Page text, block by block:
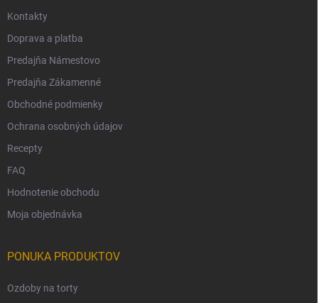
Kontakty
Doprava a platba
Predajňa Námestovo
Predajňa Zákamenné
Obchodné podmienky
Ochrana osobných údajov
Recepty
FAQ
Hodnotenie obchodu
Moja objednávka
PONUKA PRODUKTOV
Ozdoby na torty